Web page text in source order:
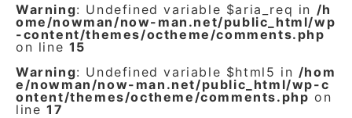
Warning: Undefined variable $aria_req in /h
ome/nowman/now-man.net/public_html/wp
-content/themes/octheme/comments.php
on line 15
Warning: Undefined variable $html5 in /hom
e/nowman/now-man.net/public_html/wp-c
ontent/themes/octheme/comments.php on
line 17